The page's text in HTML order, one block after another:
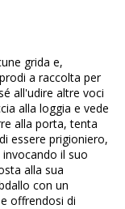
grida e,
a raccolta per
all'udire altre voci
alla loggia e vede
alla porta, tenta
essere prigioniero,
il suo
alla sua
con un
offrendosi di